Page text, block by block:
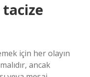
için her olayın
ancak